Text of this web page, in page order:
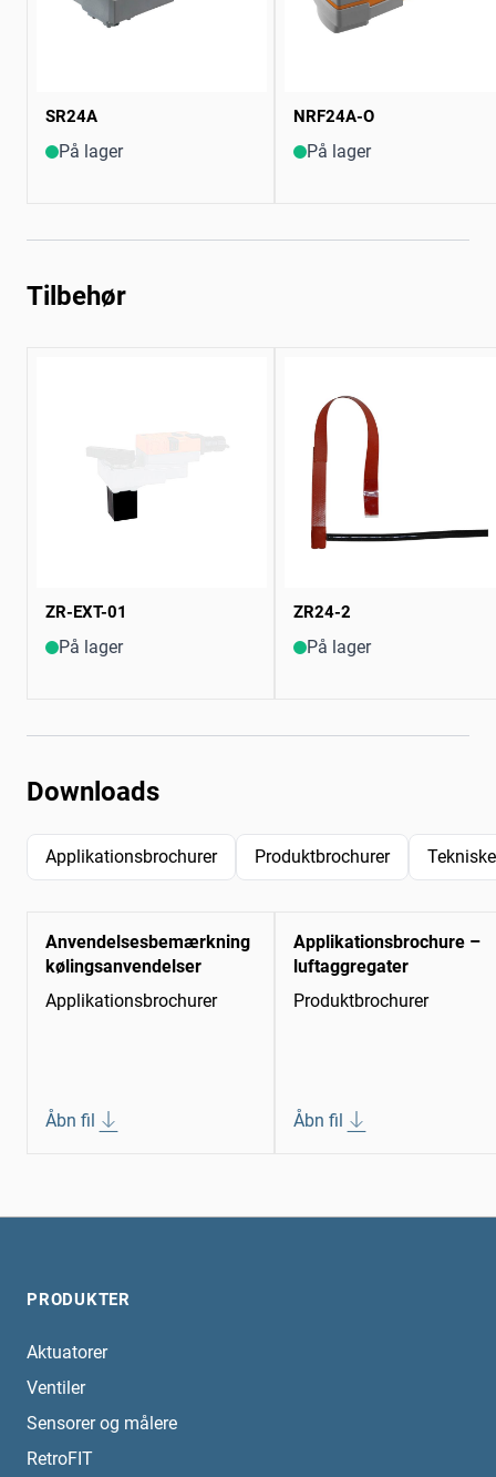
SR24A
På lager
NRF24A-O
På lager
Tilbehør
ZR-EXT-01
På lager
ZR24-2
På lager
Downloads
Applikationsbrochurer Produktbrochurer
Anvendelsesbemærkning
kølingsanvendelser
Applikationsbrochurer
Åbn fil
Applikationsbrochure –
luftaggregater
Produktbrochurer
Åbn fil
PRODUKTER
Aktuatorer
Ventiler
Sensorer og målere
RetroFIT